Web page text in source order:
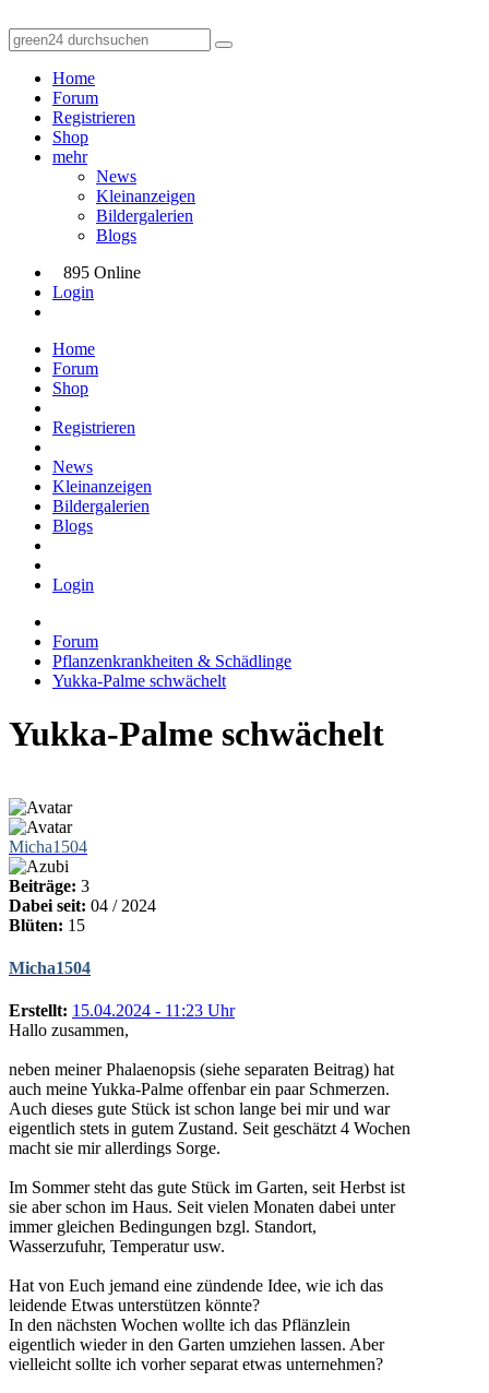
Home
Forum
Registrieren
Shop
mehr
News
Kleinanzeigen
Bildergalerien
Blogs
895 Online
Login
Home
Forum
Shop
Registrieren
News
Kleinanzeigen
Bildergalerien
Blogs
Login
Forum
Pflanzenkrankheiten & Schädlinge
Yukka-Palme schwächelt
Yukka-Palme schwächelt
Micha1504
Beiträge: 3
Dabei seit: 04 / 2024
Blüten: 15
Micha1504
Erstellt: 15.04.2024 - 11:23 Uhr
Hallo zusammen,
neben meiner Phalaenopsis (siehe separaten Beitrag) hat
auch meine Yukka-Palme offenbar ein paar Schmerzen.
Auch dieses gute Stück ist schon lange bei mir und war
eigentlich stets in gutem Zustand. Seit geschätzt 4 Wochen
macht sie mir allerdings Sorge.
Im Sommer steht das gute Stück im Garten, seit Herbst ist
sie aber schon im Haus. Seit vielen Monaten dabei unter
immer gleichen Bedingungen bzgl. Standort,
Wasserzufuhr, Temperatur usw.
Hat von Euch jemand eine zündende Idee, wie ich das
leidende Etwas unterstützen könnte?
In den nächsten Wochen wollte ich das Pflänzlein
eigentlich wieder in den Garten umziehen lassen. Aber
vielleicht sollte ich vorher separat etwas unternehmen?